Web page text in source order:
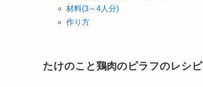
材料(3～4人分)
作り方
たけのこと鶏肉のピラフのレシピ